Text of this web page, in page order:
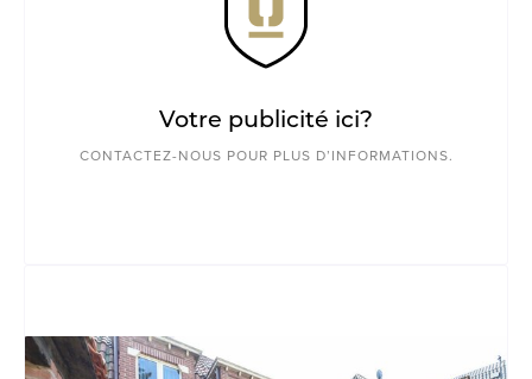
Votre publicité ici?
CONTACTEZ-NOUS POUR PLUS D’INFORMATIONS.